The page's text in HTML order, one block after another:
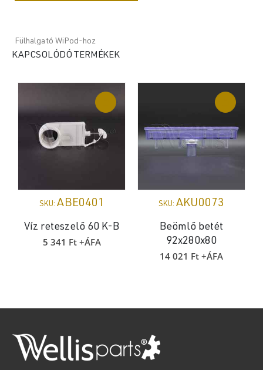
Fülhalgató WiPod-hoz
KAPCSOLÓDÓ TERMÉKEK
SKU: ABE0401
Víz reteszelő 60 K-B
5 341 Ft+ÁFA
SKU: AKU0073
Beömlő betét
92x280x80
14 021 Ft +ÁFA